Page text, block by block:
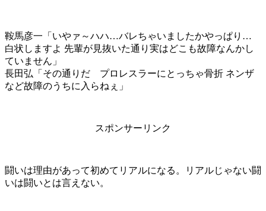
鞍馬彦一「いやァ～ハハ…バレちゃいましたかやっぱり…
白状しますよ 先輩が見抜いた通り実はどこも故障なんかし
ていません」
長田弘「その通りだ プロレスラーにとっちゃ骨折 ネンザ
など故障のうちに入らねぇ」
スポンサーリンク
闘いは理由があって初めてリアルになる。リアルじゃない闘
いは闘いとは言えない。